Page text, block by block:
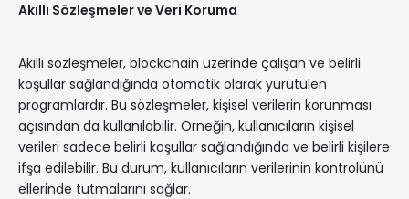
Akıllı Sözleşmeler ve Veri Koruma
Akıllı sözleşmeler, blockchain üzerinde çalışan ve belirli
koşullar sağlandığında otomatik olarak yürütülen
programlardır. Bu sözleşmeler, kişisel verilerin korunması
açısından da kullanılabilir. Örneğin, kullanıcıların kişisel
verileri sadece belirli koşullar sağlandığında ve belirli kişilere
ifşa edilebilir. Bu durum, kullanıcıların verilerinin kontrolünü
ellerinde tutmalarını sağlar.